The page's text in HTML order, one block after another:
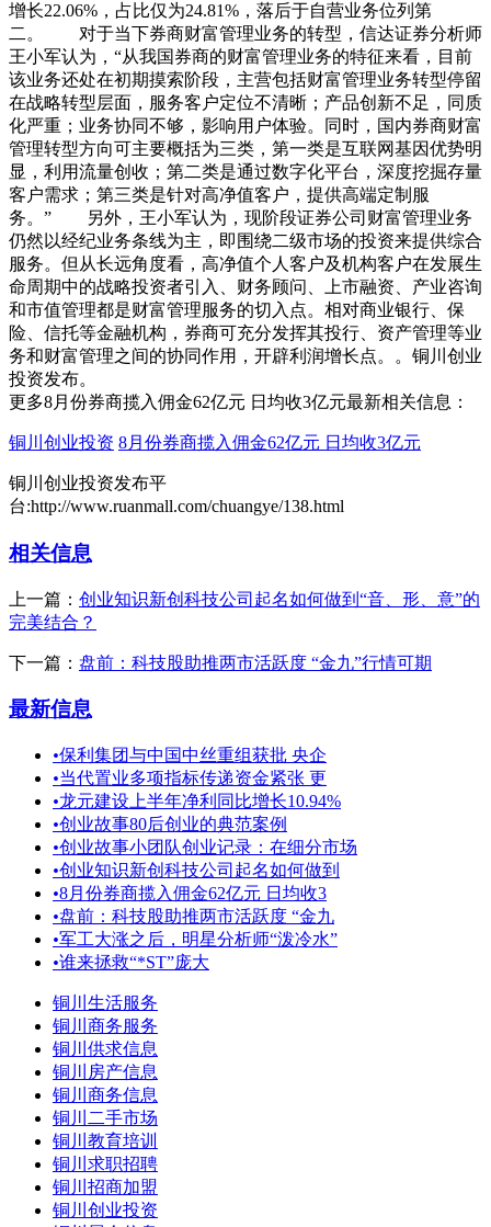
增长22.06%，占比仅为24.81%，落后于自营业务位列第
二。 对于当下券商财富管理业务的转型，信达证券分析师
王小军认为，“从我国券商的财富管理业务的特征来看，目前
该业务还处在初期摸索阶段，主营包括财富管理业务转型停留
在战略转型层面，服务客户定位不清晰；产品创新不足，同质
化严重；业务协同不够，影响用户体验。同时，国内券商财富
管理转型方向可主要概括为三类，第一类是互联网基因优势明
显，利用流量创收；第二类是通过数字化平台，深度挖掘存量
客户需求；第三类是针对高净值客户，提供高端定制服
务。” 另外，王小军认为，现阶段证券公司财富管理业务
仍然以经纪业务条线为主，即围绕二级市场的投资来提供综合
服务。但从长远角度看，高净值个人客户及机构客户在发展生
命周期中的战略投资者引入、财务顾问、上市融资、产业咨询
和市值管理都是财富管理服务的切入点。相对商业银行、保
险、信托等金融机构，券商可充分发挥其投行、资产管理等业
务和财富管理之间的协同作用，开辟利润增长点。。铜川创业
投资发布。
更多8月份券商揽入佣金62亿元 日均收3亿元最新相关信息：
铜川创业投资 8月份券商揽入佣金62亿元 日均收3亿元
铜川创业投资发布平
台:http://www.ruanmall.com/chuangye/138.html
相关信息
上一篇： 创业知识新创科技公司起名如何做到“音、形、意”的
完美结合？
下一篇： 盘前：科技股助推两市活跃度 “金九”行情可期
最新信息
•保利集团与中国中丝重组获批 央企
•当代置业多项指标传递资金紧张 更
•龙元建设上半年净利同比增长10.94%
•创业故事80后创业的典范案例
•创业故事小团队创业记录：在细分市场
•创业知识新创科技公司起名如何做到
•8月份券商揽入佣金62亿元 日均收3
•盘前：科技股助推两市活跃度 “金九
•军工大涨之后，明星分析师“泼冷水”
•谁来拯救“*ST”庞大
铜川生活服务
铜川商务服务
铜川供求信息
铜川房产信息
铜川商务信息
铜川二手市场
铜川教育培训
铜川求职招聘
铜川招商加盟
铜川创业投资